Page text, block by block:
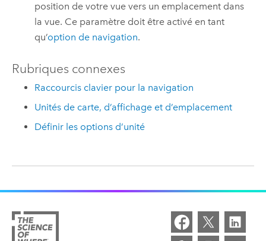
position de votre vue vers un emplacement dans
la vue. Ce paramètre doit être activé en tant
qu’option de navigation.
Rubriques connexes
Raccourcis clavier pour la navigation
Unités de carte, d’affichage et d’emplacement
Définir les options d’unité